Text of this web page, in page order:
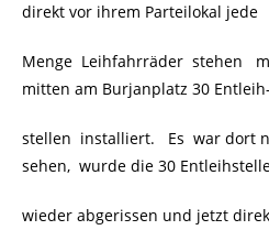
direkt vor ihrem Parteilokal jede
Menge Leihfahrräder stehen
mitten am Burjanplatz 30 Entleih-
stellen installiert. Es war dort
sehen, wurde die 30
wieder abgerissen und jetzt